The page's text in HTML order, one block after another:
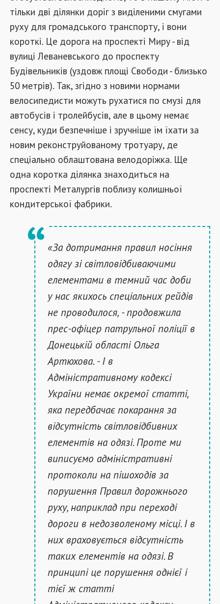
тільки дві ділянки доріг з виділеними смугами
руху для громадського транспорту, і вони
короткі. Це дорога на проспекті Миру - від
вулиці Леваневського до проспекту
Будівельників (уздовж площі Свободи - близько
50 метрів). Так, згідно з новими нормами
велосипедисти можуть рухатися по смузі для
автобусів і тролейбусів, але в цьому немає
сенсу, куди безпечніше і зручніше їм їхати за
новим реконструйованому тротуару, де
спеціально облаштована велодоріжка. Ще
одна коротка ділянка знаходиться на
проспекті Металургів поблизу колишньої
кондитерської фабрики.
«За дотримання правил носіння
одягу зі світловідбиваючими
елементами в темний час доби
у нас якихось спеціальних рейдів
не проводилося, - продовжила
прес-офіцер патрульної поліції в
Донецькій області Ольга
Артюхова. - І в
Адміністративному кодексі
України немає окремої статті,
яка передбачає покарання за
відсутність світловідбивних
елементів на одязі. Проте ми
виписуємо адміністративні
протоколи на пішоходів за
порушення Правил дорожнього
руху, наприклад при переході
дороги в недозволеному місці. І в
них враховується відсутність
таких елементів на одязі. В
принципі це порушення однієї і
тієї ж статті